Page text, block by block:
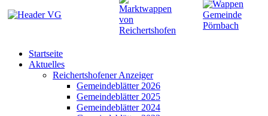
Startseite
Aktuelles
Reichertshofener Anzeiger
Gemeindeblätter 2026
Gemeindeblätter 2025
Gemeindeblätter 2024